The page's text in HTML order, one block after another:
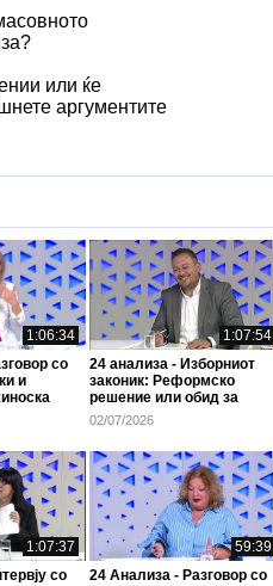
или ќе
аргументите
1:06:34
со
и
1:07:54
24 анализа - Изборниот
законик: Реформско
решение или обид за
изборна кражба?
02/07/2026
1:07:37
со
59:39
24 Анализа - Разговор со